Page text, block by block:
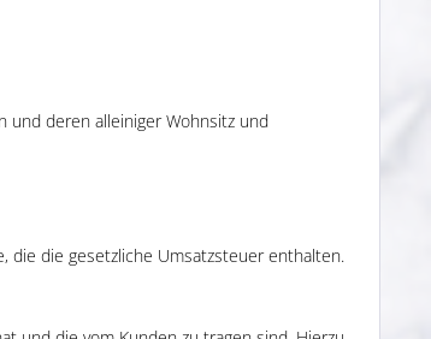
und deren alleiniger Wohnsitz und
die die gesetzliche Umsatzsteuer enthalten.